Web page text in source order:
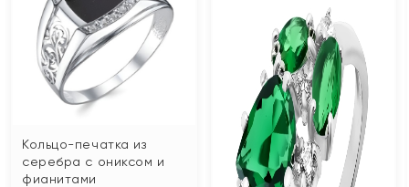
Кольцо-печатка из
серебра с ониксом и
фианитами